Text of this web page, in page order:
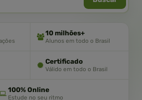
10 milhões+
Alunos em todo o Brasil
Certificado
Válido em todo o Brasil
100% Online
Estude no seu ritmo